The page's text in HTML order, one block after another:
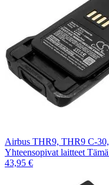
Airbus THR9, THR9 C-
Yhteensopivat laitteet
43,95 €